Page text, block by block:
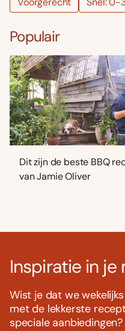
Populair
Dit zijn de beste BBQ
van Jamie Oliver
Inspiratie in je
Wist je dat we
met de lekkerste
speciale